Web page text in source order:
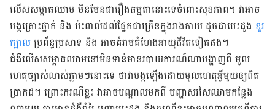
លើសសម្ពាធឈាម មិនមែនជារឿងធម្មតានោះទេចំពោះសុខភាព។ វាអាច
បង្កគ្រោះថ្នាក់ និង ប៉ះពាល់ដល់ផ្នែកជាច្រើនក្នុងរាងកាយ ដូចជាបេះដូង ខួរ
ក្បាលប្រព័ន្ធប្រសាទ និង អាចគំរាមគំហែងអាយុជីវិតទៀតផង។
ជំងឺលើសសម្ពាធឈាមនៅមិនទាន់មានរបាយការណ៍ណាបង្ហាញពី មូល
ហេតុច្បាស់លាស់ភ្លាមៗនោះទេ ថាវាបង្កឡើងដោយមូលហេតុអ្វីមួយឲ្យពិត
ប្រាកដ។ ព្រោះករណីខ្លះ វាអាចបណ្ដាលមកពី បញ្ហាសរសៃឈាមកន្លែង